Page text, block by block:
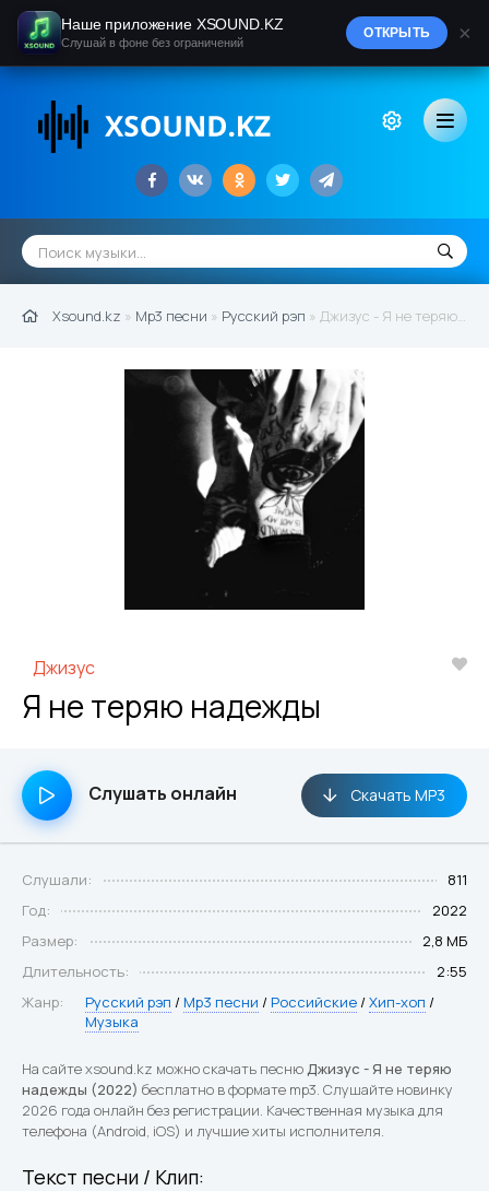
Xsound.kz » Mp3 песни » Русский рэп » Джизус - Я не теряю надежды (2022)
Джизус
Я не теряю надежды
Слушать онлайн Скачать MP3
Слушали:
811
Год:
2022
Размер:
2,8 МБ
Длительность:
2:55
Жанр:
Русский рэп / Mp3 песни / Российские /Хип-хоп /
Музыка
На сайте xsound.kz можно скачать песнюДжизус - Я не теряю
надежды (2022) бесплатно в формате mp3. Слушайте новинку
2026 года онлайн без регистрации. Качественная музыка для
телефона (Android, iOS) и лучшие хиты исполнителя.
Текст песни / Клип:
Наше приложение XSOUND.KZ
Слушай в фоне без ограничений
ОТКРЫТЬ ×